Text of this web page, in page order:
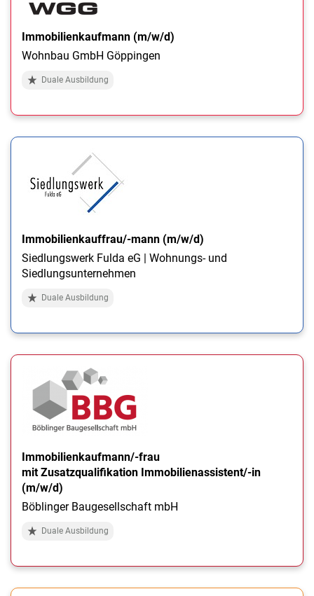
Immobilienkaufmann (m/w/d)
Wohnbau GmbH Göppingen
Duale Ausbildung
Immobilienkauffrau/-mann (m/w/d)
Siedlungswerk Fulda eG | Wohnungs- und
Siedlungsunternehmen
Duale Ausbildung
Immobilienkaufmann/-frau
mit Zusatzqualifikation Immobilienassistent/-in
(m/w/d)
Böblinger Baugesellschaft mbH
Duale Ausbildung